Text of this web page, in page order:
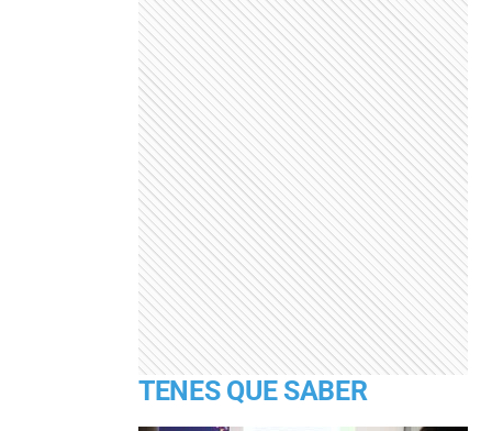
TENES QUE SABER